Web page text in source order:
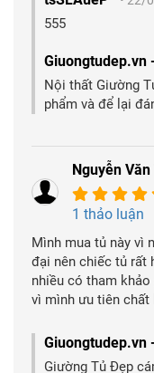
555
Giuongtudep.vn
Nội thất Giường
phẩm và để lại
Nguyễn
1 thảo luận
Mình mua tủ này vì
đại nên chiếc tủ rất
nhiều có tham
vì mình ưu tiên chất
Giuongtudep.vn
Giường Tủ Đẹp